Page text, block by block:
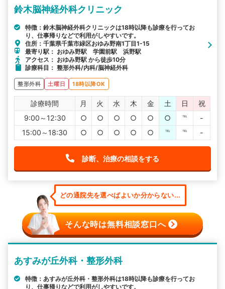
鈴木脳神経外科クリニック
特徴：鈴木脳神経外科クリニックは18時以降も診療を行ってお
り、仕事帰りなどで利用がしやすいです。
住所：千葉県千葉市緑区おゆみ野南1丁目1-15
最寄り駅： おゆみ野駅 学園前駅 浜野駅
アクセス： おゆみ野駅 から徒歩10分
診療科目： 整形外科/内科/脳神経外科
整形外科 土曜日 18時以降OK
診療時間 月 火 水 木 金 土 日
祝
9:00～12:30
○ ○ ○ ○ ○ ○ ℡
-
15:00～18:30
○ ○ ○ ○ ○ ℡ ℡ -
診断、治療の相談をする
どの通院先を選べばよいか分からない...
そんな時は無料相談窓口へ
あすみが丘外科・整形外科
特徴：あすみが丘外科・整形外科は18時以降も診療を行ってお
り、仕事帰りなどで利用がしやすいです。